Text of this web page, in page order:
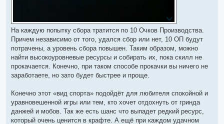
На каждую попытку сбора тратится по 10 Очков Производства.
Причем независимо от того, удался сбор или нет, 10 ОП будут
потрачены, а уровень сбора повышен. Таким образом, можно
найти высокоуровневые ресурсы и собирать их, пока скилл не
прокачается. Конечно, при таком способе прокачки вы ничего не
заработаете, но зато будет быстрее и проще.
Конечно этот «вид спорта» подойдёт для любителя спокойной и
уравновешенной игры или тем, кто хочет отдохнуть от гринда
данжей и мобов. Так же есть шанс что выпадет редкий ресурс,
который очень ценится в крафте. А ещё при каждом удачном